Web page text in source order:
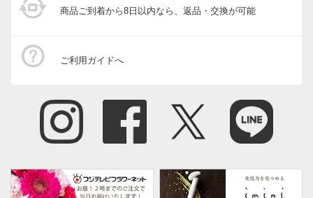
商品ご到着から8日以内なら、返品・交換が可能
ご利用ガイドへ